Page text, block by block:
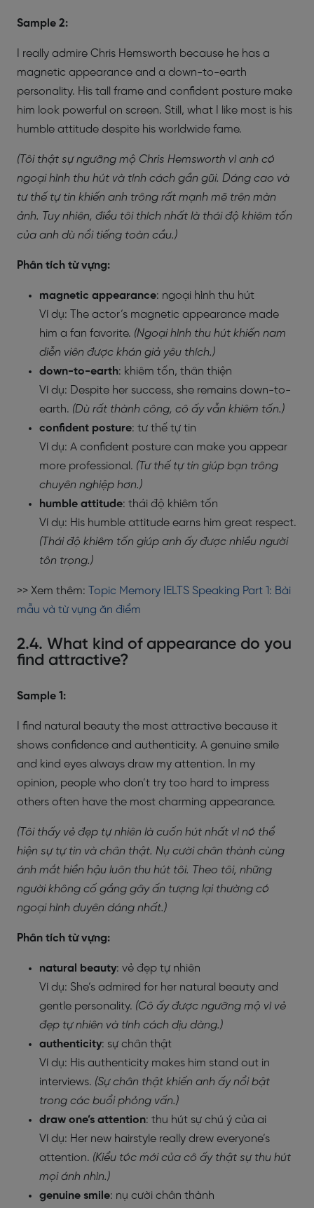
Sample 2:
I really admire Chris Hemsworth because he has a
magnetic appearance and a down-to-earth
personality. His tall frame and confident posture make
him look powerful on screen. Still, what I like most is his
humble attitude despite his worldwide fame.
(Tôi thật sự ngưỡng mộ Chris Hemsworth vì anh có
ngoại hình thu hút và tính cách gần gũi. Dáng cao và
tư thế tự tin khiến anh trông rất mạnh mẽ trên màn
ảnh. Tuy nhiên, điều tôi thích nhất là thái độ khiêm tốn
của anh dù nổi tiếng toàn cầu.)
Phân tích từ vựng:
magnetic appearance: ngoại hình thu hút
Ví dụ: The actor’s magnetic appearance made
him a fan favorite. (Ngoại hình thu hút khiến nam
diễn viên được khán giả yêu thích.)
down-to-earth: khiêm tốn, thân thiện
Ví dụ: Despite her success, she remains down-to-
earth. (Dù rất thành công, cô ấy vẫn khiêm tốn.)
confident posture: tư thế tự tin
Ví dụ: A confident posture can make you appear
more professional. (Tư thế tự tin giúp bạn trông
chuyên nghiệp hơn.)
humble attitude: thái độ khiêm tốn
Ví dụ: His humble attitude earns him great respect.
(Thái độ khiêm tốn giúp anh ấy được nhiều người
tôn trọng.)
>> Xem thêm:
Topic Memory IELTS Speaking Part 1: Bài
mẫu và từ vựng ăn điểm
2.4. What kind of appearance do you
find attractive?
Sample 1:
I find natural beauty the most attractive because it
shows confidence and authenticity. A genuine smile
and kind eyes always draw my attention. In my
opinion, people who don’t try too hard to impress
others often have the most charming appearance.
(Tôi thấy vẻ đẹp tự nhiên là cuốn hút nhất vì nó thể
hiện sự tự tin và chân thật. Nụ cười chân thành cùng
ánh mắt hiền hậu luôn thu hút tôi. Theo tôi, những
người không cố gắng gây ấn tượng lại thường có
ngoại hình duyên dáng nhất.)
Phân tích từ vựng:
natural beauty: vẻ đẹp tự nhiên
Ví dụ: She’s admired for her natural beauty and
gentle personality. (Cô ấy được ngưỡng mộ vì vẻ
đẹp tự nhiên và tính cách dịu dàng.)
authenticity: sự chân thật
Ví dụ: His authenticity makes him stand out in
interviews. (Sự chân thật khiến anh ấy nổi bật
trong các buổi phỏng vấn.)
draw one’s attention: thu hút sự chú ý của ai
Ví dụ: Her new hairstyle really drew everyone’s
attention. (Kiểu tóc mới của cô ấy thật sự thu hút
mọi ánh nhìn.)
genuine smile: nụ cười chân thành